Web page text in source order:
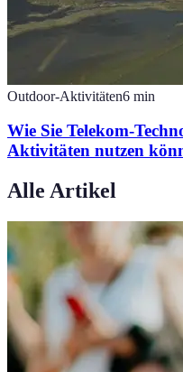
Outdoor-Aktivitäten6 min
Wie Sie Telekom-
Aktivitäten nutzen
Alle Artikel